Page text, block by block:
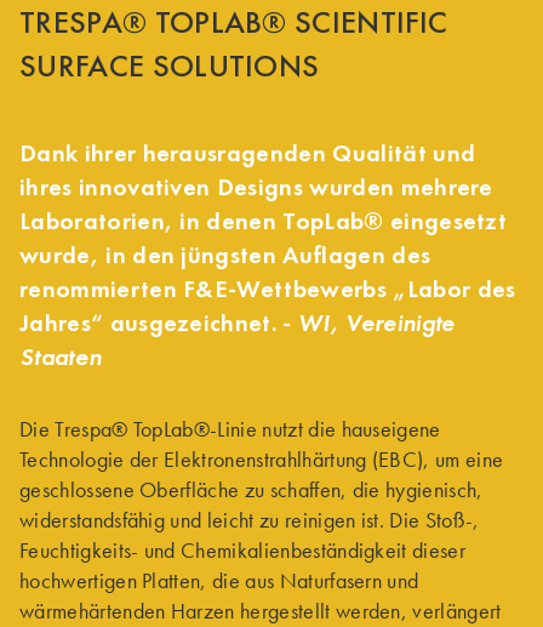
TRESPA® TOPLAB® SCIENTIFIC
SURFACE SOLUTIONS
Dank ihrer herausragenden Qualität und
ihres innovativen Designs wurden mehrere
Laboratorien, in denen TopLab® eingesetzt
wurde, in den jüngsten Auflagen des
renommierten F&E-Wettbewerbs „Labor des
Jahres“ ausgezeichnet. - WI, Vereinigte
Staaten
Die Trespa® TopLab®-Linie nutzt die hauseigene
Technologie der Elektronenstrahlhärtung (EBC), um eine
geschlossene Oberfläche zu schaffen, die hygienisch,
widerstandsfähig und leicht zu reinigen ist. Die Stoß-,
Feuchtigkeits- und Chemikalienbeständigkeit dieser
hochwertigen Platten, die aus Naturfasern und
wärmehärtenden Harzen hergestellt werden, verlängert